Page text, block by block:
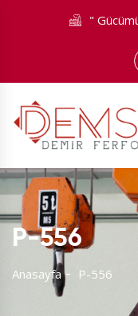
"
P-556
Anasayfa P-556